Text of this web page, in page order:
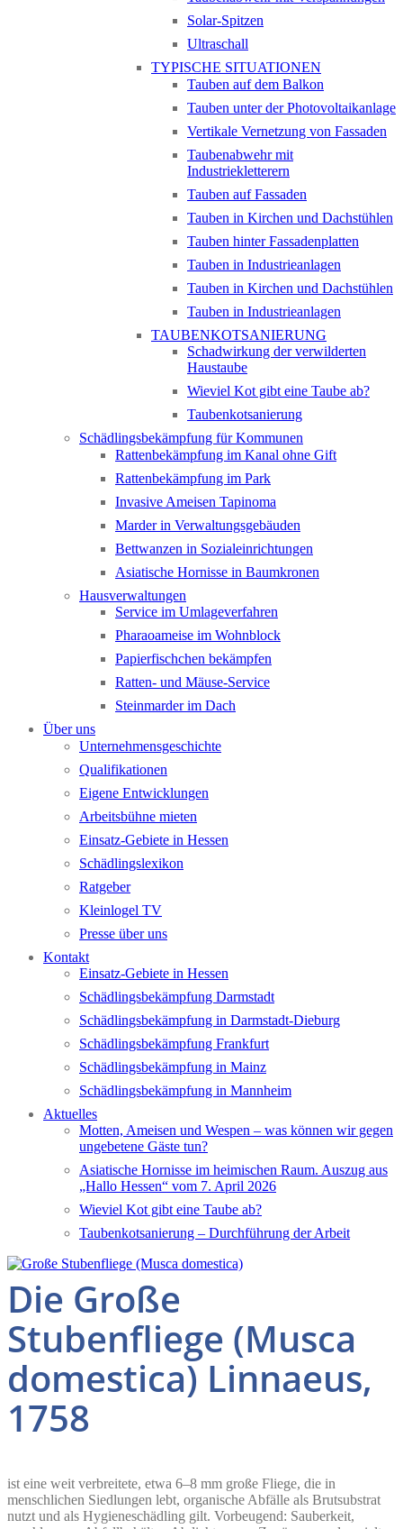
Solar-Spitzen
Ultraschall
TYPISCHE SITUATIONEN
Tauben auf dem Balkon
Tauben unter der Photovoltaikanlage
Vertikale Vernetzung von Fassaden
Taubenabwehr mit
Industriekletterern
Tauben auf Fassaden
Tauben in Kirchen und Dachstühlen
Tauben hinter Fassadenplatten
Tauben in Industrieanlagen
Tauben in Kirchen und Dachstühlen
Tauben in Industrieanlagen
TAUBENKOTSANIERUNG
Schadwirkung der verwilderten
Haustaube
Wieviel Kot gibt eine Taube ab?
Taubenkotsanierung
Schädlingsbekämpfung für Kommunen
Rattenbekämpfung im Kanal ohne Gift
Rattenbekämpfung im Park
Invasive Ameisen Tapinoma
Marder in Verwaltungsgebäuden
Bettwanzen in Sozialeinrichtungen
Asiatische Hornisse in Baumkronen
Hausverwaltungen
Service im Umlageverfahren
Pharaoameise im Wohnblock
Papierfischchen bekämpfen
Ratten- und Mäuse-Service
Steinmarder im Dach
Über uns
Unternehmensgeschichte
Qualifikationen
Eigene Entwicklungen
Arbeitsbühne mieten
Einsatz-Gebiete in Hessen
Schädlingslexikon
Ratgeber
Kleinlogel TV
Presse über uns
Kontakt
Einsatz-Gebiete in Hessen
Schädlingsbekämpfung Darmstadt
Schädlingsbekämpfung in Darmstadt-Dieburg
Schädlingsbekämpfung Frankfurt
Schädlingsbekämpfung in Mainz
Schädlingsbekämpfung in Mannheim
Aktuelles
Motten, Ameisen und Wespen – was können wir gegen
ungebetene Gäste tun?
Asiatische Hornisse im heimischen Raum. Auszug aus
„Hallo Hessen“ vom 7. April 2026
Wieviel Kot gibt eine Taube ab?
Taubenkotsanierung – Durchführung der Arbeit
Die Große
Stubenfliege (Musca
domestica) Linnaeus,
1758
ist eine weit verbreitete, etwa 6–8 mm große Fliege, die in
menschlichen Siedlungen lebt, organische Abfälle als Brutsubstrat
nutzt und als Hygieneschädling gilt. Vorbeugend: Sauberkeit,